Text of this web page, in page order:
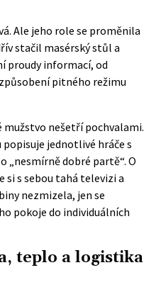
Ale jeho role se proměnila
stačil masérský stůl a
proudy informací, od
pitného režimu
mužstvo nešetří pochvalami.
popisuje jednotlivé hráče s
„nesmírně dobré partě“. O
si s sebou tahá televizi a
nezmizela, jen se
pokoje do individuálních
teplo a logistika